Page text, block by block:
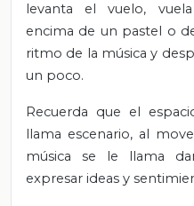
levanta el vuelo,
encima de un pastel o
ritmo de la música y
un poco.
Recuerda que el
llama escenario, al
música se le llama
expresar ideas y